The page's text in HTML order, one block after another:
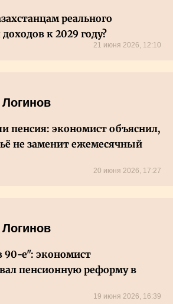
реального
к 2029 году?
21 июня 2026, 12:10
пенсия: экономист объяснил,
не заменит ежемесячный
20 июня 2026, 17:27
90-е": экономист
пенсионную реформу в
19 июня 2026, 16:39